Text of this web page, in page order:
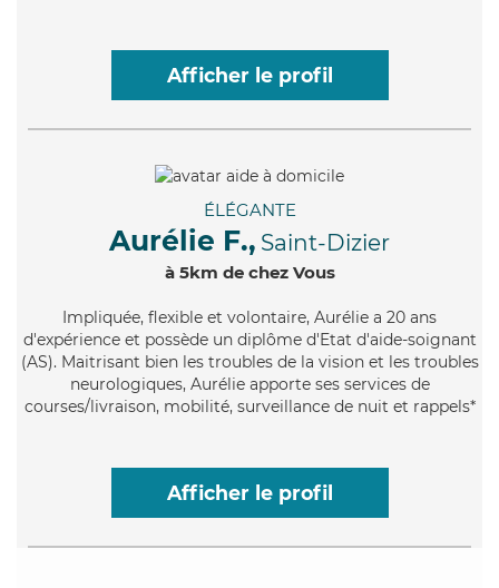
Afficher le profil
ÉLÉGANTE
Aurélie F., Saint-Dizier
à 5km de chez Vous
Impliquée, flexible et volontaire, Aurélie a 20 ans
d'expérience et possède un diplôme d'Etat d'aide-soignant
(AS). Maitrisant bien les troubles de la vision et les troubles
neurologiques, Aurélie apporte ses services de
courses/livraison, mobilité, surveillance de nuit et rappels*
Afficher le profil